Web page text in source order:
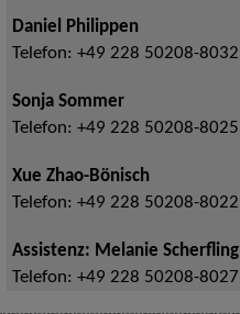
Daniel Philippen
Telefon: +49 228 50208-8032
Sonja Sommer
Telefon: +49 228 50208-8025
Xue Zhao-Bönisch
Telefon: +49 228 50208-8022
Assistenz: Melanie Scherfling
Telefon: +49 228 50208-8027